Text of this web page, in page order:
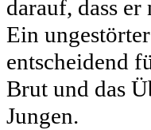
darauf, dass
Ein
entscheidend
Brut und das
Jungen.